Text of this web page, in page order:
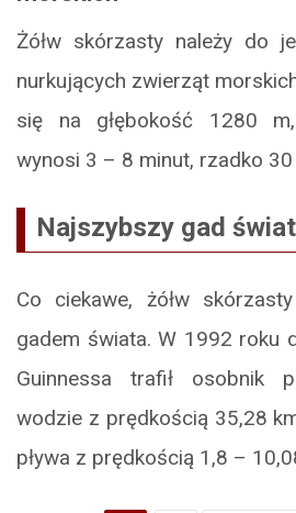
Żółw skórzasty należy do
nurkujących zwierząt
się na głębokość 1280
wynosi 3 – 8 minut, rzadko
Najszybszy gad
Co ciekawe, żółw
gadem świata. W 1992 roku
Guinnessa trafił osobnik
wodzie z prędkością 35,28
pływa z prędkością 1,8 –